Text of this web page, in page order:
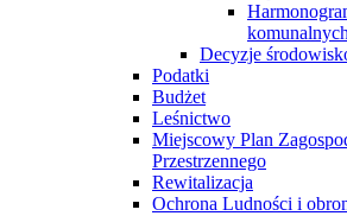
komunalnych
Decyzje
Podatki
Budżet
Leśnictwo
Miejscowy Plan
Przestrzennego
Rewitalizacja
Ochrona Ludności i